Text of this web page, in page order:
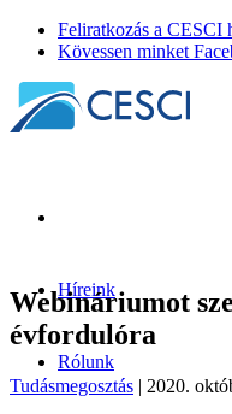
Feliratkozás a CESCI
Kövessen minket
Híreink
Rólunk
Webináriumot
évfordulóra
Tudásmegosztás | 2020.